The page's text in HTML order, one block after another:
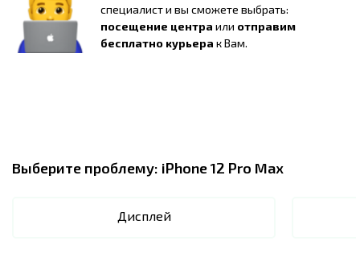
специалист и вы сможете выбрать:
посещение центра или отправим
бесплатно курьера к Вам.
Выберите проблему: iPhone 12 Pro Max
Дисплей